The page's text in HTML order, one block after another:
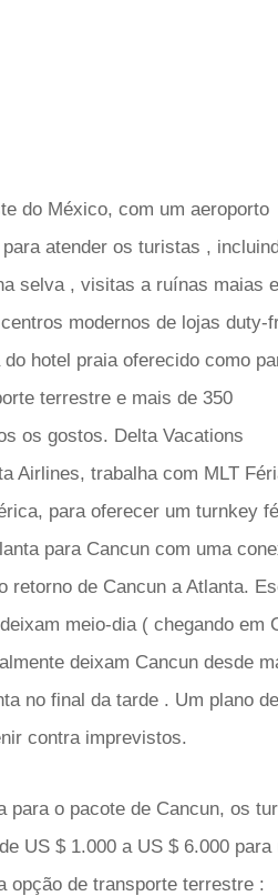
do México, com um aeroporto
atender os turistas ,
selva , visitas a ruínas maias e
modernos de lojas duty-
hotel praia oferecido como
terrestre e mais de 350
os gostos. Delta Vacations
Airlines, trabalha com MLT
para oferecer um turnkey
para Cancun com uma
retorno de Cancun a Atlanta.
meio-dia ( chegando em
deixam Cancun desde
no final da tarde . Um plano de
contra imprevistos.
para o pacote de Cancun, os
US $ 1.000 a US $ 6.000 para
opção de transporte terrestre :